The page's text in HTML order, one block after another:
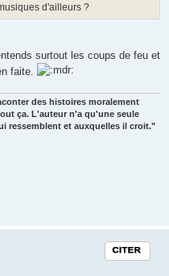
d'ailleurs ?
surtout les coups de feu et
faite.
des histoires moralement
ça. L'auteur n'a qu'une seule
ressemblent et auxquelles il croit."
Citation